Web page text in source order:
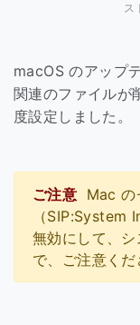
ス
macOS のアップ
関連のファイルが
度設定しました。
Mac の
（
無効にして、
で、ご注意くだ